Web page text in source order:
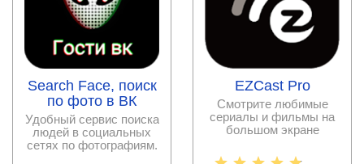
Search Face, поиск
по фото в ВК
Удобный сервис поиска
людей в социальных
сетях по фотографиям.
EZCast Pro
Смотрите любимые
сериалы и фильмы на
большом экране
качестве!